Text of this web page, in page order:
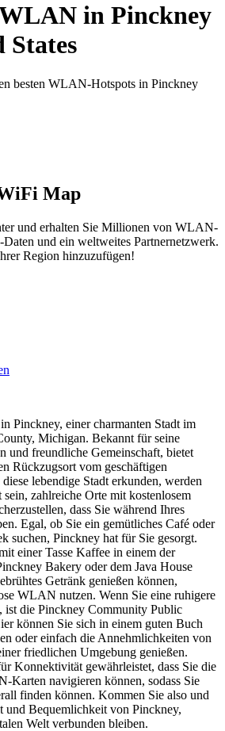
in Pinckney
States
besten WLAN-Hotspots in Pinckney
Map
und erhalten Sie Millionen von WLAN-
und ein weltweites Partnernetzwerk.
Region hinzuzufügen!
Pinckney, einer charmanten Stadt im
Michigan. Bekannt für seine
und freundliche Gemeinschaft, bietet
Rückzugsort vom geschäftigen
lebendige Stadt erkunden, werden
sein, zahlreiche Orte mit kostenlosem
dass Sie während Ihres
Egal, ob Sie ein gemütliches Café oder
suchen, Pinckney hat für Sie gesorgt.
einer Tasse Kaffee in einem der
Bakery oder dem Java House
Getränk genießen können,
WLAN nutzen. Wenn Sie eine ruhigere
ist die Pinckney Community Public
können Sie sich in einem guten Buch
oder einfach die Annehmlichkeiten von
friedlichen Umgebung genießen.
Konnektivität gewährleistet, dass Sie die
Karten navigieren können, sodass Sie
finden können. Kommen Sie also und
und Bequemlichkeit von Pinckney,
Welt verbunden bleiben.